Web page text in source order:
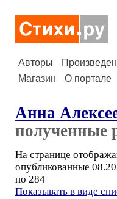
Авторы
Магазин
О портале
Анна
полученные
На странице
опубликованные
по 284
Показывать в виде